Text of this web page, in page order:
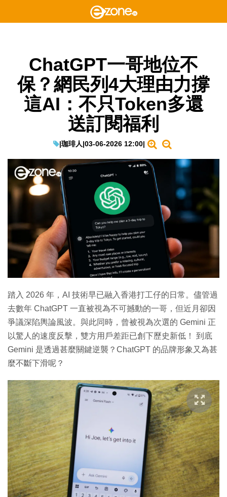
ChatGPT一哥地位不
保？網民列4大理由力撐
這AI：不只Token多還
送訂閱福利
|珈琲人|03-06-2026 12:00|
踏入 2026 年，AI 技術早已融入香港打工仔的日常。儘管過
去數年 ChatGPT 一直被視為不可撼動的一哥，但近月卻因
爭議深陷輿論風波。與此同時，曾被視為次選的 Gemini 正
以驚人的速度反擊，雙方用戶差距已創下歷史新低！ 到底
Gemini 是透過甚麼關鍵逆襲？ChatGPT 的品牌形象又為甚
麼不斷下滑呢？